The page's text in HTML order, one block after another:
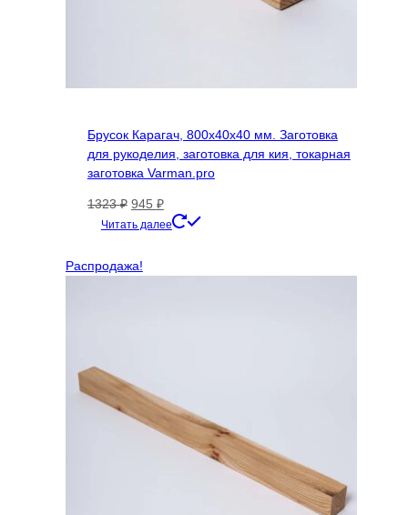
Брусок Карагач, 800х40х40 мм. Заготовка
для рукоделия, заготовка для кия, токарная
заготовка Varman.pro
1323₽ Первоначальная
цена
1323 ₽.
945 ₽Текущая
цена:
Читать далее
Распродажа!